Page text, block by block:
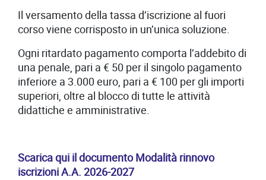
Il versamento della tassa d’iscrizione al fuori
corso viene corrisposto in un’unica soluzione.
Ogni ritardato pagamento comporta l’addebito di
una penale, pari a € 50 per il singolo pagamento
inferiore a 3.000 euro, pari a € 100 per gli importi
superiori, oltre al blocco di tutte le attività
didattiche e amministrative.
Scarica qui il documento Modalità rinnovo
iscrizioni A.A. 2026-2027